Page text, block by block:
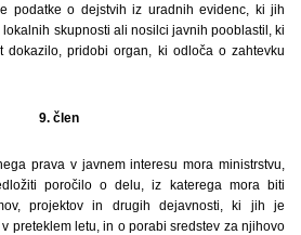
podatke o dejstvih iz uradnih evidenc, ki jih
skupnosti ali nosilci javnih pooblastil, ki
pridobi organ, ki odloča o zahtevku
9. člen
prava v javnem interesu mora ministrstvu,
poročilo o delu, iz katerega mora biti
projektov in drugih dejavnosti, ki jih je
preteklem letu, in o porabi sredstev za njihovo